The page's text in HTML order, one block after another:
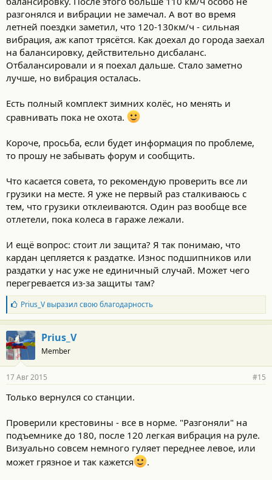
разгонялся и вибрации не замечал. А вот во время
летней поездки заметил, что 120-130км/ч - сильная
вибрация, аж капот трясётся. Как доехал до города заехал
на балансировку, действительно дисбаланс.
Отбалансировали и я поехал дальше. Стало заметно
лучше, но вибрация осталась.
Есть полный комплект зимних колёс, но менять и
сравнивать пока не охота.
Короче, просьба, если будет информация по проблеме,
то прошу не забывать форум и сообщить.
Что касается совета, то рекомендую проверить все ли
грузики на месте. Я уже не первый раз сталкиваюсь с
тем, что грузики отклеиваются. Один раз вообще все
отлетели, пока колеса в гараже лежали.
И ещё вопрос: стоит ли защита? Я так понимаю, что
кардан цепляется к раздатке. Износ подшипников или
раздатки у нас уже не единичный случай. Может чего
перегревается из-за защиты там?
Б
л
а
г
о
д
а
н
с
и
Prius_Vвыразил свою благодарность
Prius_V
Member
17 Авг 2015 #15
Только вернулся со станции.
Проверили крестовины - все в норме. "Разгоняли" на
подъемнике до 180, после 120 легкая вибрация на руле.
Визуально совсем немного гуляет переднее левое, или
может грязное и так кажется
.